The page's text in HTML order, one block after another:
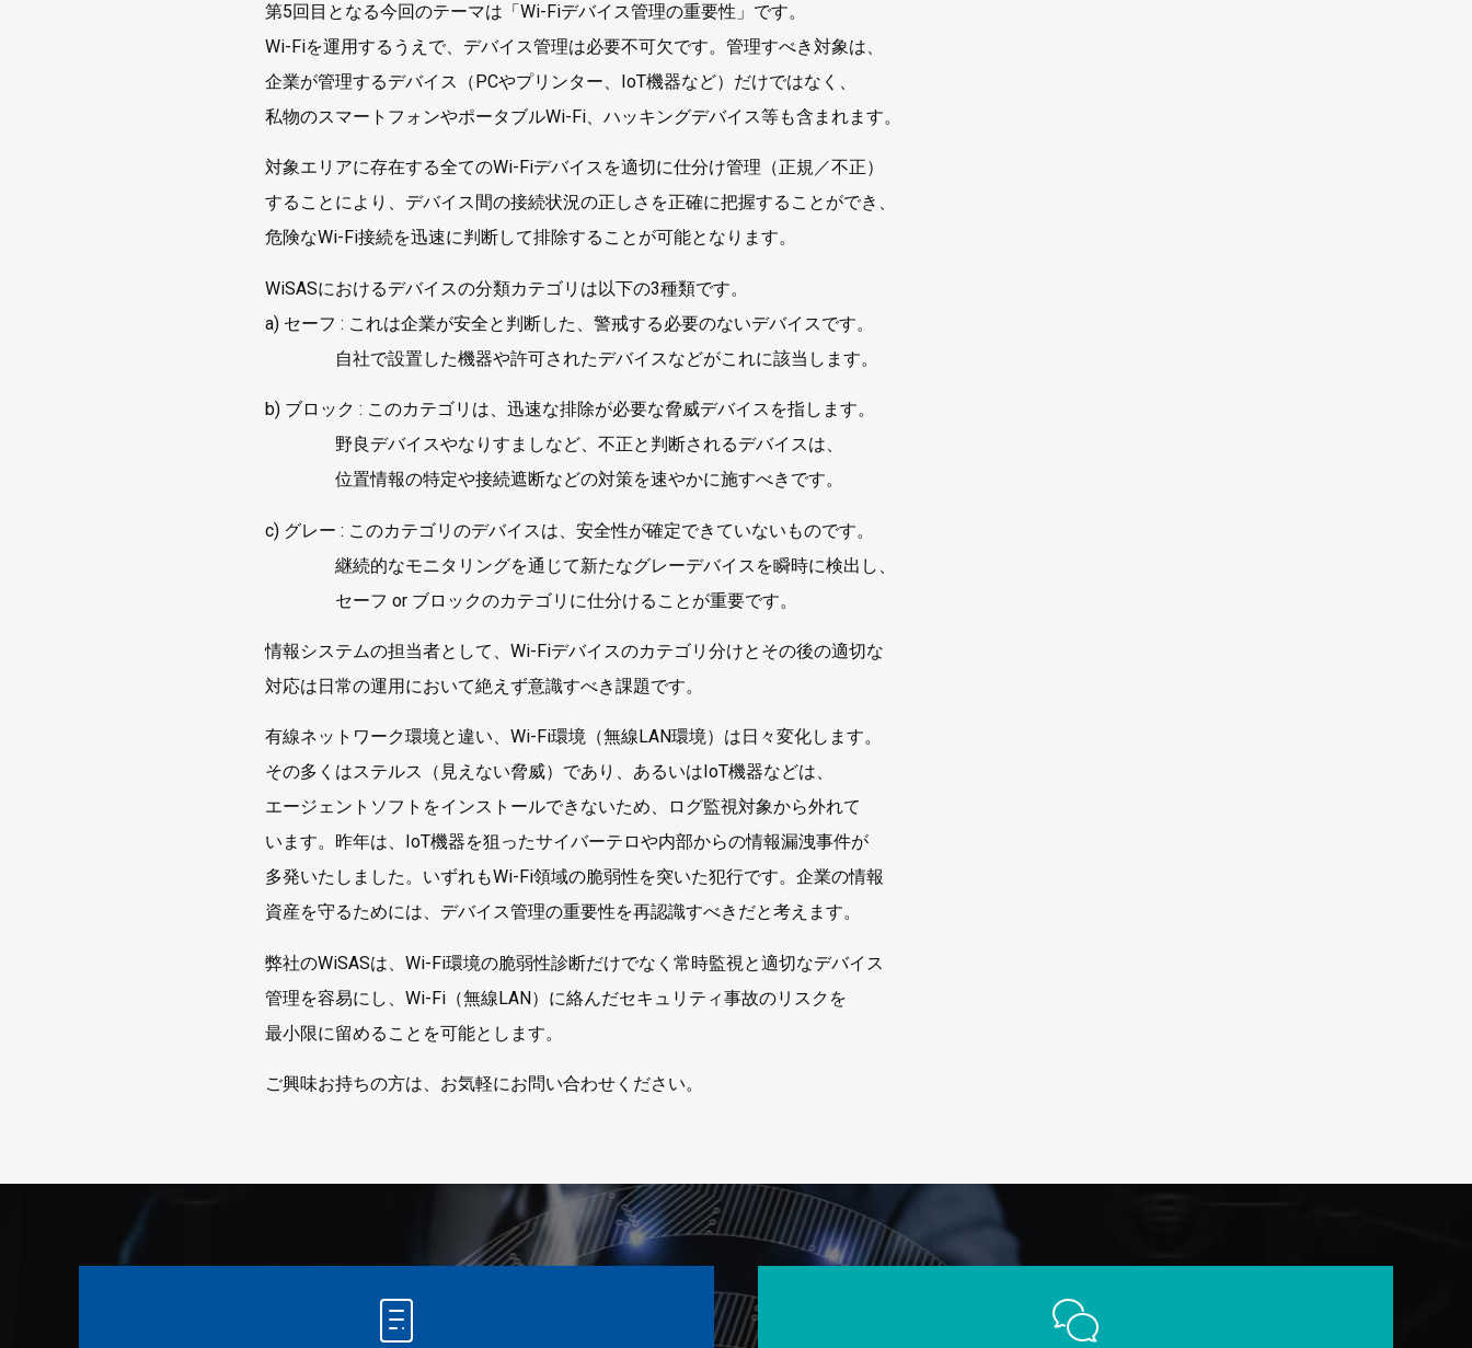
第5回目となる今回のテーマは「Wi-Fiデバイス管理の重要性」です。
Wi-Fiを運用するうえで、デバイス管理は必要不可欠です。管理すべき対象は、
企業が管理するデバイス（PCやプリンター、IoT機器など）だけではなく、
私物のスマートフォンやポータブルWi-Fi、ハッキングデバイス等も含まれます。
対象エリアに存在する全てのWi-Fiデバイスを適切に仕分け管理（正規／不正）
することにより、デバイス間の接続状況の正しさを正確に把握することができ、
危険なWi-Fi接続を迅速に判断して排除することが可能となります。
WiSASにおけるデバイスの分類カテゴリは以下の3種類です。
a) セーフ : これは企業が安全と判断した、警戒する必要のないデバイスです。
自社で設置した機器や許可されたデバイスなどがこれに該当します。
b) ブロック : このカテゴリは、迅速な排除が必要な脅威デバイスを指します。
野良デバイスやなりすましなど、不正と判断されるデバイスは、
位置情報の特定や接続遮断などの対策を速やかに施すべきです。
c) グレー : このカテゴリのデバイスは、安全性が確定できていないものです。
継続的なモニタリングを通じて新たなグレーデバイスを瞬時に検出し、
セーフ or ブロックのカテゴリに仕分けることが重要です。
情報システムの担当者として、Wi-Fiデバイスのカテゴリ分けとその後の適切な
対応は日常の運用において絶えず意識すべき課題です。
有線ネットワーク環境と違い、Wi-Fi環境（無線LAN環境）は日々変化します。
その多くはステルス（見えない脅威）であり、あるいはIoT機器などは、
エージェントソフトをインストールできないため、ログ監視対象から外れて
います。昨年は、IoT機器を狙ったサイバーテロや内部からの情報漏洩事件が
多発いたしました。いずれもWi-Fi領域の脆弱性を突いた犯行です。企業の情報
資産を守るためには、デバイス管理の重要性を再認識すべきだと考えます。
弊社のWiSASは、Wi-Fi環境の脆弱性診断だけでなく常時監視と適切なデバイス
管理を容易にし、Wi-Fi（無線LAN）に絡んだセキュリティ事故のリスクを
最小限に留めることを可能とします。
ご興味お持ちの方は、お気軽にお問い合わせください。